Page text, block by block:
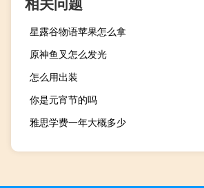
星露谷物语苹果怎么拿
原神鱼叉怎么发光
怎么用出装
你是元宵节的吗
雅思学费一年大概多少